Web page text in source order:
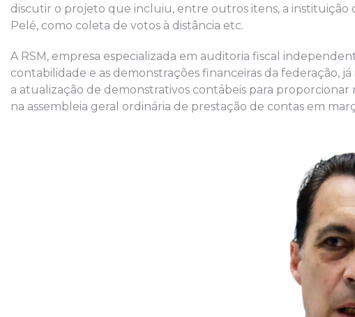
discutir o projeto que incluiu, entre outros itens, a instituição
Pelé, como coleta de votos à distância etc.
A RSM, empresa especializada em auditoria fiscal
contabilidade e as demonstrações financeiras da federação,
a atualização de demonstrativos contábeis para
na assembleia geral ordinária de prestação de contas em